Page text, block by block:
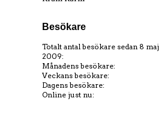
Besökare
Totalt antal besökare sedan 8 maj
2009:
Månadens besökare:
Veckans besökare:
Dagens besökare:
Online just nu: